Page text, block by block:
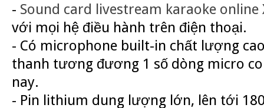
- Sound card livestream karaoke online
với mọi hệ điều hành trên điện thoại.
- Có microphone built-in chất lượng
thanh tương đương 1 số dòng micro
nay.
- Pin lithium dung lượng lớn, lên tới